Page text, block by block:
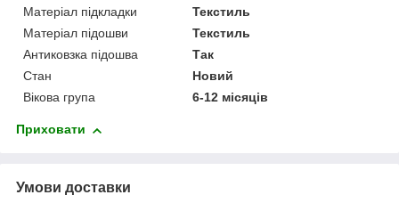
Матеріал підкладки
Текстиль
Матеріал підошви
Текстиль
Антиковзка підошва
Так
Стан
Новий
Вікова група
6-12 місяців
Приховати
Умови доставки